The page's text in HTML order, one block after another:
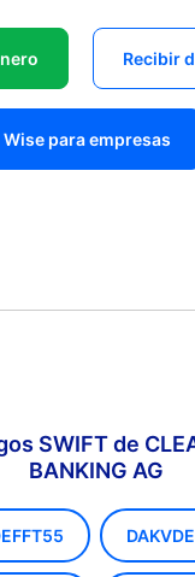
Recibir
Wise para empresas
SWIFT de
BANKING AG